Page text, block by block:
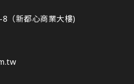
（新都心商業大樓)